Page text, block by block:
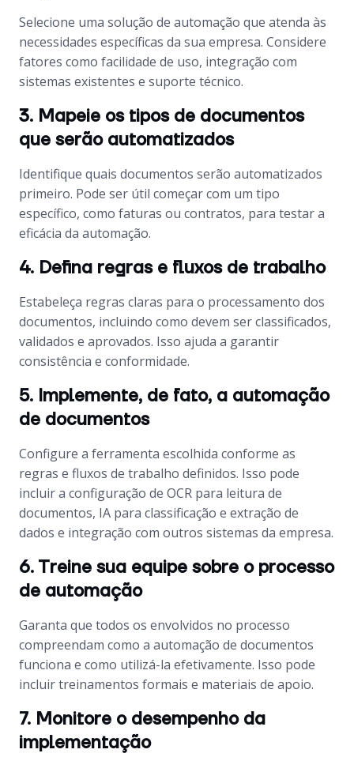
Selecione uma solução de automação que atenda às
necessidades específicas da sua empresa. Considere
fatores como facilidade de uso, integração com
sistemas existentes e suporte técnico.
3. Mapeie os tipos de documentos
que serão automatizados
Identifique quais documentos serão automatizados
primeiro. Pode ser útil começar com um tipo
específico, como faturas ou contratos, para testar a
eficácia da automação.
4. Defina regras e fluxos de trabalho
Estabeleça regras claras para o processamento dos
documentos, incluindo como devem ser classificados,
validados e aprovados. Isso ajuda a garantir
consistência e conformidade.
5. Implemente, de fato, a automação
de documentos
Configure a ferramenta escolhida conforme as
regras e fluxos de trabalho definidos. Isso pode
incluir a configuração de OCR para leitura de
documentos, IA para classificação e extração de
dados e integração com outros sistemas da empresa.
6. Treine sua equipe sobre o processo
de automação
Garanta que todos os envolvidos no processo
compreendam como a automação de documentos
funciona e como utilizá-la efetivamente. Isso pode
incluir treinamentos formais e materiais de apoio.
7. Monitore o desempenho da
implementação